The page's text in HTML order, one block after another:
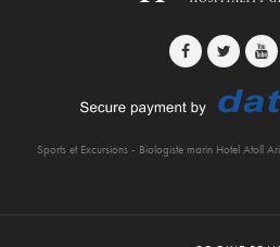
Sports et Excursions - Biologiste marin Hotel Atoll